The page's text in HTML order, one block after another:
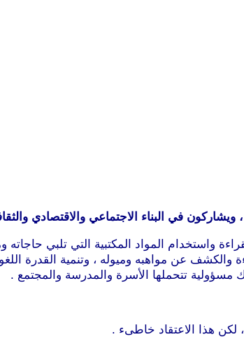
في البناء الاجتماعي والاقتصادي
واستخدام المواد المكتبية التي تلبي
عن مواهبه وميوله ، وتنمية القدرة
مسؤولية تتحملها الأسرة والمدرسة والمجتمع .
لكن هذا الاعتقاد خاطىء .